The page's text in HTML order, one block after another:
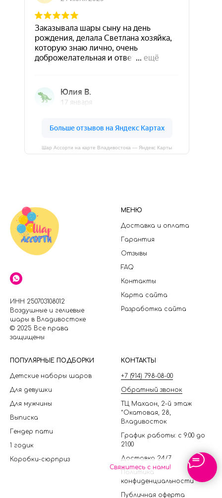
Свяжитесь с нами!
Шар Ассорти на карте Владивостока — Яндекс Карты
ИНН 250703108012
Воздушные и гелиевые
шары в Владивостоке
© 2025 Все права
защищены
МЕНЮ
Доставка и оплата
Гарантия
Отзывы
FAQ
Контакты
Карта сайта
Разработка сайта
ПОПУЛЯРНЫЕ ПОДБОРКИ
Детские наборы шаров
Для девушки
Для мужчины
Выписка
Гендер пати
1 годик
Коробки-сюрприз
КОНТАКТЫ
+7 (914) 798-08-00
Обратный звонок
ТЦ Махаон, 2-й этаж
*Окатовая, 28,
Владивосток
График работы: с 9:00 до
21:00
Доставка 24/7
Политика
конфиденциальности
Публичная оферта